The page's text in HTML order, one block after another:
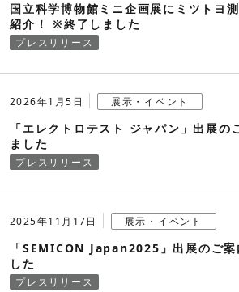
2004年
2003年
国立科学博物館ミニ企画展にミツトヨ
紹介！ ※終了しました
プレスリリース
2026年1月5日 展示・イベント
「エレクトロテスト ジャパン」出展
ました
プレスリリース
2025年11月17日 展示・イベント
「SEMICON Japan2025」出展のご
した
プレスリリース